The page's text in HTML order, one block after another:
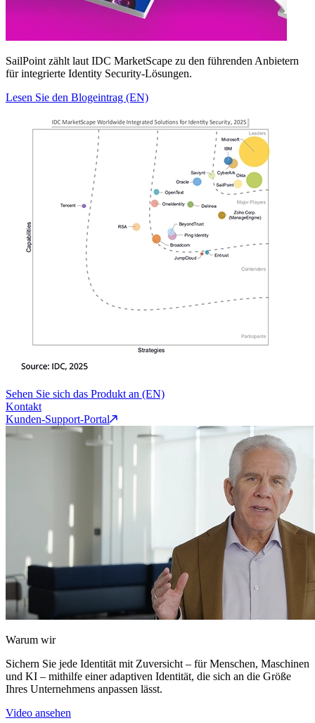
SailPoint zählt laut IDC MarketScape zu den führenden Anbietern
für integrierte Identity Security‑Lösungen.
Lesen Sie den Blogeintrag (EN)
Sehen Sie sich das Produkt an (EN)
Kontakt
Kunden-Support-Portal
Warum wir
Sichern Sie jede Identität mit Zuversicht – für Menschen, Maschinen
und KI – mithilfe einer adaptiven Identität, die sich an die Größe
Ihres Unternehmens anpassen lässt.
Video ansehen